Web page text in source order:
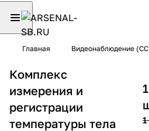
Главная Видеонаблюдение
Комплекс
измерения и
регистрации
температуры тела